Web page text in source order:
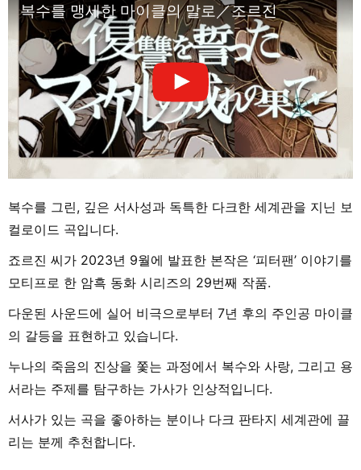
복수를 맹세한 마이클의 말로／조르진
복수를 그린, 깊은 서사성과 독특한 다크한 세계관을 지닌 보
컬로이드 곡입니다.
죠르진 씨가 2023년 9월에 발표한 본작은 ‘피터팬’ 이야기를
모티프로 한 암흑 동화 시리즈의 29번째 작품.
다운된 사운드에 실어 비극으로부터 7년 후의 주인공 마이클
의 갈등을 표현하고 있습니다.
누나의 죽음의 진상을 쫓는 과정에서 복수와 사랑, 그리고 용
서라는 주제를 탐구하는 가사가 인상적입니다.
서사가 있는 곡을 좋아하는 분이나 다크 판타지 세계관에 끌
리는 분께 추천합니다.